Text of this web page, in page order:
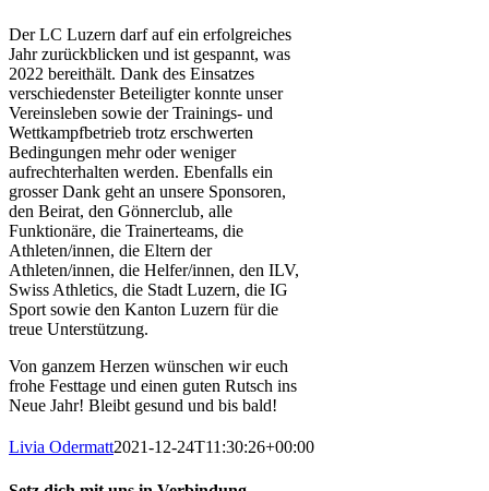
Der LC Luzern darf auf ein erfolgreiches
Jahr zurückblicken und ist gespannt, was
2022 bereithält. Dank des Einsatzes
verschiedenster Beteiligter konnte unser
Vereinsleben sowie der Trainings- und
Wettkampfbetrieb trotz erschwerten
Bedingungen mehr oder weniger
aufrechterhalten werden. Ebenfalls ein
grosser Dank geht an unsere Sponsoren,
den Beirat, den Gönnerclub, alle
Funktionäre, die Trainerteams, die
Athleten/innen, die Eltern der
Athleten/innen, die Helfer/innen, den ILV,
Swiss Athletics, die Stadt Luzern, die IG
Sport sowie den Kanton Luzern für die
treue Unterstützung.
Von ganzem Herzen wünschen wir euch
frohe Festtage und einen guten Rutsch ins
Neue Jahr! Bleibt gesund und bis bald!
Livia Odermatt2021-12-24T11:30:26+00:00